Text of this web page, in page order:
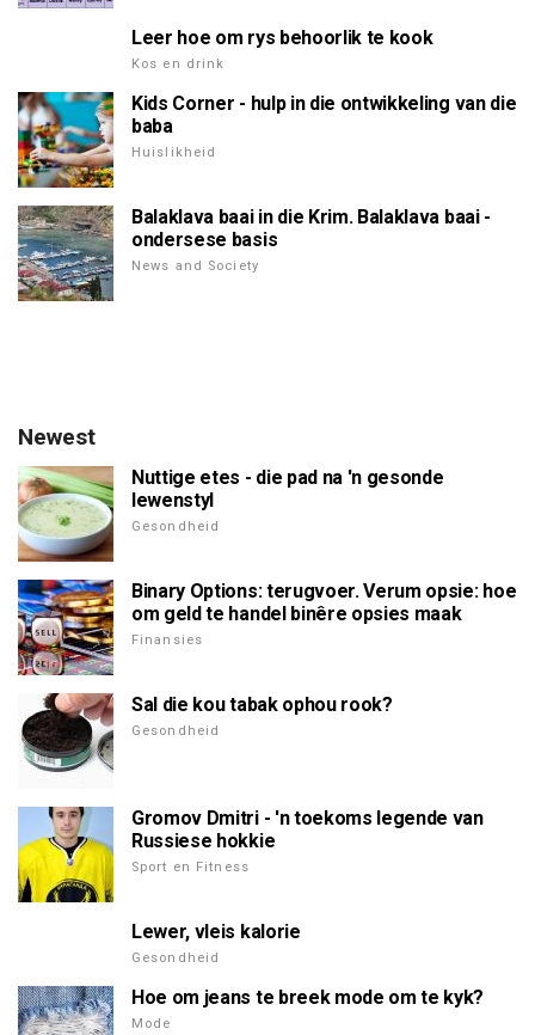
Leer hoe om rys behoorlik te kook
Kos en drink
Kids Corner - hulp in die ontwikkeling van die
baba
Huislikheid
Balaklava baai in die Krim. Balaklava baai -
ondersese basis
News and Society
Newest
Nuttige etes - die pad na 'n gesonde
lewenstyl
Gesondheid
Binary Options: terugvoer. Verum opsie: hoe
om geld te handel binêre opsies maak
Finansies
Sal die kou tabak ophou rook?
Gesondheid
Gromov Dmitri - 'n toekoms legende van
Russiese hokkie
Sport en Fitness
Lewer, vleis kalorie
Gesondheid
Hoe om jeans te breek mode om te kyk?
Mode